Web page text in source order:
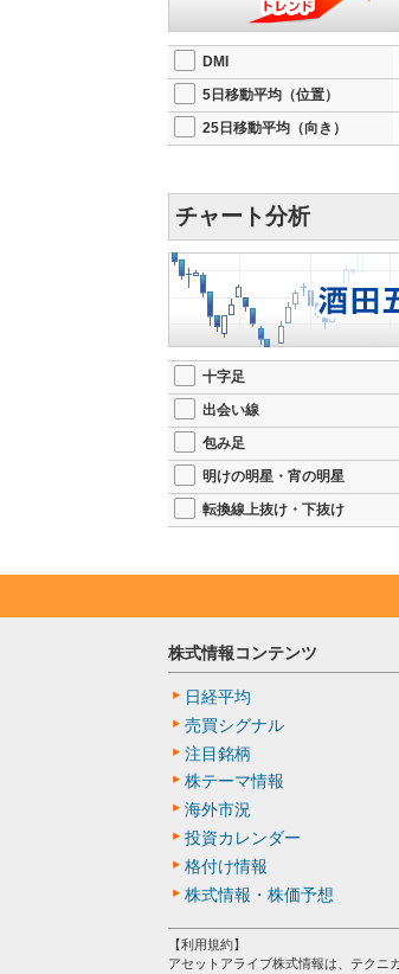
DMI
5日移動平均（位置）
25日移動平均（向き）
チャート分析
十字足
出会い線
包み足
明けの明星・宵の明星
転換線上抜け・下抜け
株式情報コンテンツ
日経平均
売買シグナル
注目銘柄
株テーマ情報
海外市況
投資カレンダー
格付け情報
株式情報・株価予想
【利用規約】
アセットアライブ株式情報は、テクニ